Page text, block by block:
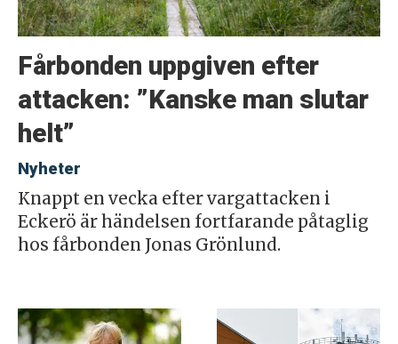
Fårbonden uppgiven efter
attacken: ”Kanske man slutar
helt”
Nyheter
Knappt en vecka efter vargattacken i
Eckerö är händelsen fortfarande påtaglig
hos fårbonden Jonas Grönlund.